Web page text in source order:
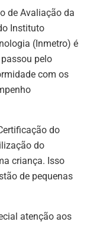
de Avaliação da
Instituto
(Inmetro) é
pelo
com os
do
do
criança. Isso
de pequenas
atenção aos